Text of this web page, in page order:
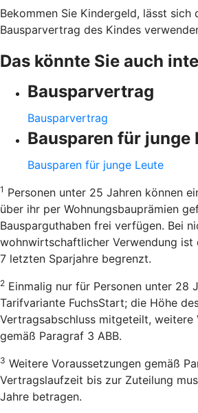
Bekommen Sie Kindergeld, lässt sich
Bausparvertrag des Kindes
Das könnte Sie auch
Bausparvertrag
Bausparvertrag
Bausparen für junge
Bausparen für junge Leute
1 Personen unter 25 Jahren können
über ihr per Wohnungsbauprämien
Bausparguthaben frei verfügen. Bei
wohnwirtschaftlicher Verwendung ist
7 letzten Sparjahre begrenzt.
2 Einmalig nur für Personen unter 28
Tarifvariante FuchsStart; die Höhe
Vertragsabschluss mitgeteilt, weitere
gemäß Paragraf 3 ABB.
3 Weitere Voraussetzungen gemäß
Vertragslaufzeit bis zur Zuteilung
Jahre betragen.